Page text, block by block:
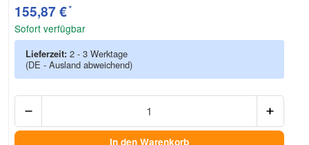
155,87 €*
Sofort verfügbar
Lieferzeit: 2 - 3 Werktage
(DE - Ausland abweichend)
In den Warenkorb